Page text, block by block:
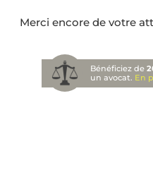
Merci encore de votre
Bénéficiez de
un avocat. En